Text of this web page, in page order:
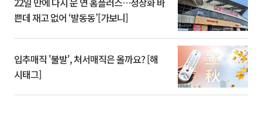
쁜데 재고 없어 ‘발동동’[가보니]
입추매직 '불발', 처서매직은 올까요? [해
시태그]